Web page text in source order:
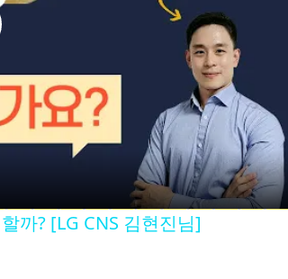
까? [LG CNS 김현진님]